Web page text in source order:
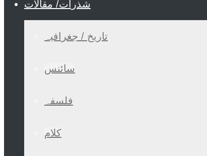
شذرات/ مقالات
تاریخ / جغرافیہ
سائنس
فلسفہ
کلام